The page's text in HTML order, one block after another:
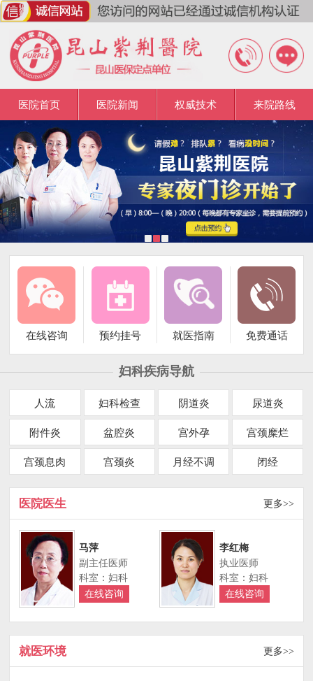
医院首页 医院新闻 权威技术 来院路线
在线咨询 预约挂号 就医指南 免费通话
妇科疾病导航
人流 妇科检查 阴道炎 尿道炎
附件炎 盆腔炎 宫外孕 宫颈糜烂
宫颈息肉 宫颈炎 月经不调 闭经
医院医生 更多>>
马萍
副主任医师
科室：妇科
在线咨询
李红梅
执业医师
科室：妇科
在线咨询
就医环境 更多>>